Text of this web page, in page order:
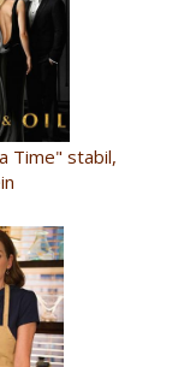
Time" stabil,